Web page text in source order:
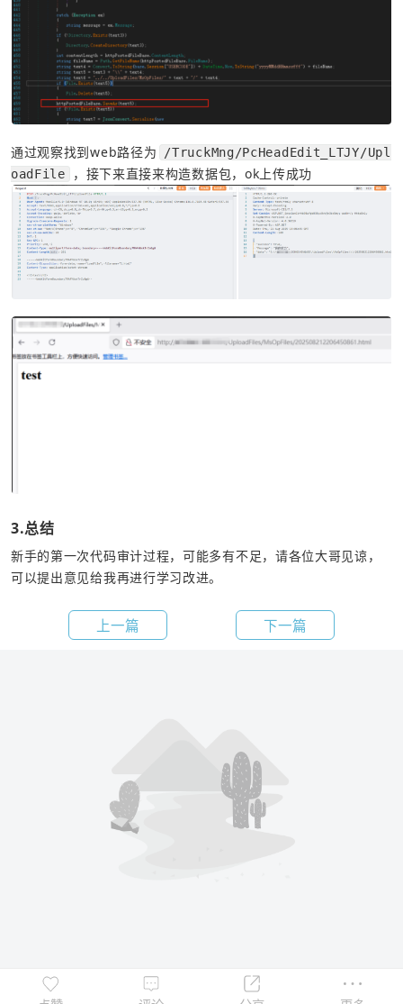
通过观察找到web路径为
/TruckMng/PcHeadEdit_LTJY/Upl
oadFile
，接下来直接来构造数据包，ok上传成功
3.总结
新手的第一次代码审计过程，可能多有不足，请各位大哥见谅，
可以提出意见给我再进行学习改进。
上一篇 下一篇